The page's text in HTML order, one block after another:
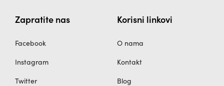
Zapratite nas
Facebook
Instagram
Twitter
Korisni linkovi
O nama
Kontakt
Blog